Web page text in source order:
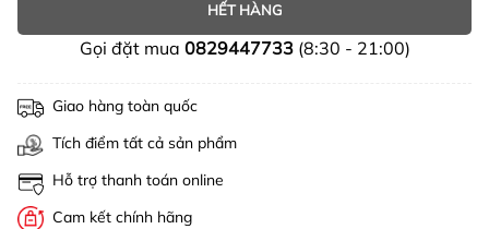
HẾT HÀNG
Gọi đặt mua 0829447733(8:30 - 21:00)
Giao hàng toàn quốc
Tích điểm tất cả sản phẩm
Hỗ trợ thanh toán online
Cam kết chính hãng